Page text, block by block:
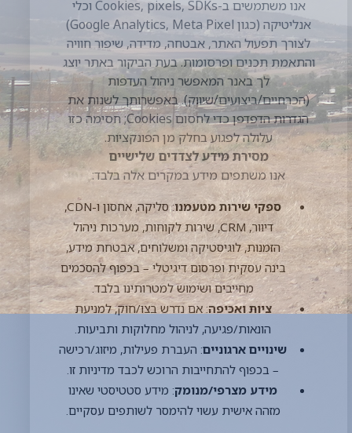
אנו משתפים מידע במקרים אלה בלבד:
ספקי שירות מטעמנו : סליקה, אחסון ו-
CDN, דיוור, CRM, שירות לקוחות, מערכות
ניהול הזמנות, לוגיסטיקה ומשלוחים, אבטחת
מידע, בינה עסקית ופרסום דיגיטלי – בכפוף
להסכמים מחייבים ושימוש למטרותינו בלבד.
ציות ואכיפה: אם נדרש בצו/חוק, למניעת
הונאות/פגיעה, לניהול מחלוקות ותביעות.
שינויים ארגוניים : העברת פעילות,
מיזוג/רכישה – בכפוף להתחייבות הרוכש
לכבד מדיניות זו.
מידע מצרפי/מנומק
: מידע סטטיסטי
שאינו מזהה אישית עשוי להימסר לשותפים
עסקיים.
אין אנו מוכרים מידע אישי של לקוחות.
איחסון מידע והעברה לחו"ל
המידע נשמר במאגרי המידע של היקב אצל
ספקי אירוח/גיבוי מאובטחים, בישראל ו/או